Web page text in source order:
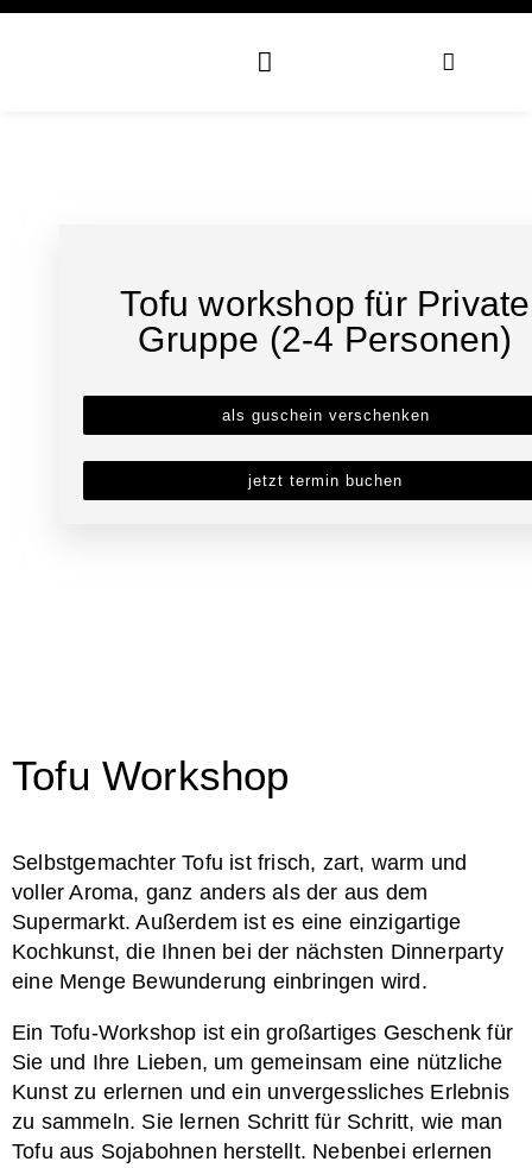
Tofu workshop für Private
Gruppe (2-4 Personen)
als guschein verschenken
jetzt termin buchen
Tofu Workshop
Selbstgemachter Tofu ist frisch, zart, warm und
voller Aroma, ganz anders als der aus dem
Supermarkt. Außerdem ist es eine einzigartige
Kochkunst, die Ihnen bei der nächsten Dinnerparty
eine Menge Bewunderung einbringen wird.
Ein Tofu-Workshop ist ein großartiges Geschenk für
Sie und Ihre Lieben, um gemeinsam eine nützliche
Kunst zu erlernen und ein unvergessliches Erlebnis
zu sammeln. Sie lernen Schritt für Schritt, wie man
Tofu aus Sojabohnen herstellt. Nebenbei erlernen